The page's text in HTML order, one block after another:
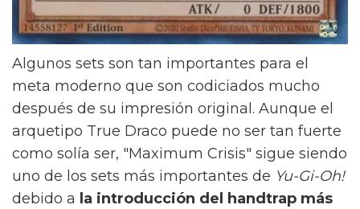
Algunos sets son tan importantes para el
meta moderno que son codiciados mucho
después de su impresión original. Aunque el
arquetipo True Draco puede no ser tan fuerte
como solía ser, "Maximum Crisis" sigue siendo
uno de los sets más importantes de Yu-Gi-Oh!
debido a la introducción del handtrap más